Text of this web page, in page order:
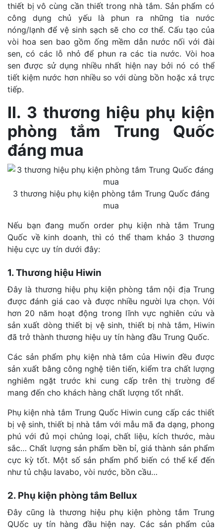
thiết bị vô cùng cần thiết trong nhà tắm. Sản phẩm có
công dụng chủ yếu là phun ra những tia nước
nóng/lạnh để vệ sinh sạch sẽ cho cơ thể. Cấu tạo của
vòi hoa sen bao gồm ống mềm dẫn nước nối với đài
sen, có các lỗ nhỏ để phun ra các tia nước. Vòi hoa
sen được sử dụng nhiều nhất hiện nay bởi nó có thể
tiết kiệm nước hơn nhiều so với dùng bồn hoặc xả trực
tiếp.
II. 3 thương hiệu phụ kiện
phòng tắm Trung Quốc
đáng mua
3 thương hiệu phụ kiện phòng tắm Trung Quốc đáng
mua
Nếu bạn đang muốn order phụ kiện nhà tắm Trung
Quốc về kinh doanh, thì có thể tham khảo 3 thương
hiệu cực uy tín dưới đây:
1. Thương hiệu Hiwin
Đây là thương hiệu phụ kiện phòng tắm nội địa Trung
được đánh giá cao và được nhiều người lựa chọn. Với
hơn 20 năm hoạt động trong lĩnh vực nghiên cứu và
sản xuất dòng thiết bị vệ sinh, thiết bị nhà tắm, Hiwin
đã trở thành thương hiệu uy tín hàng đầu Trung Quốc.
Các sản phẩm phụ kiện nhà tắm của Hiwin đều được
sản xuất bằng công nghệ tiên tiến, kiểm tra chất lượng
nghiêm ngặt trước khi cung cấp trên thị trường để
mang đến cho khách hàng chất lượng tốt nhất.
Phụ kiện nhà tắm Trung Quốc Hiwin cung cấp các thiết
bị vệ sinh, thiết bị nhà tắm với mẫu mã đa dạng, phong
phú với đủ mọi chủng loại, chất liệu, kích thước, màu
sắc… Chất lượng sản phẩm bền bỉ, giá thành sản phẩm
cực kỳ tốt. Một số sản phẩm phổ biến có thể kể đến
như tủ chậu lavabo, vòi nước, bồn cầu…
2. Phụ kiện phòng tắm Bellux
Đây cũng là thương hiệu phụ kiện phòng tắm Trung
QUốc uy tín hàng đầu hiện nay. Các sản phẩm của